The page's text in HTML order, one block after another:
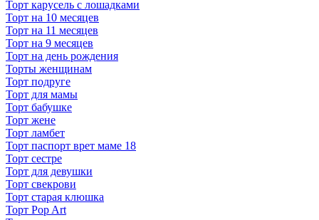
Торт карусель с лошадками
Торт на 10 месяцев
Торт на 11 месяцев
Торт на 9 месяцев
Торт на день рождения
Торты женщинам
Торт подруге
Торт для мамы
Торт бабушке
Торт жене
Торт ламбет
Торт паспорт врет маме 18
Торт сестре
Торт для девушки
Торт свекрови
Торт старая клюшка
Торт Pop Art